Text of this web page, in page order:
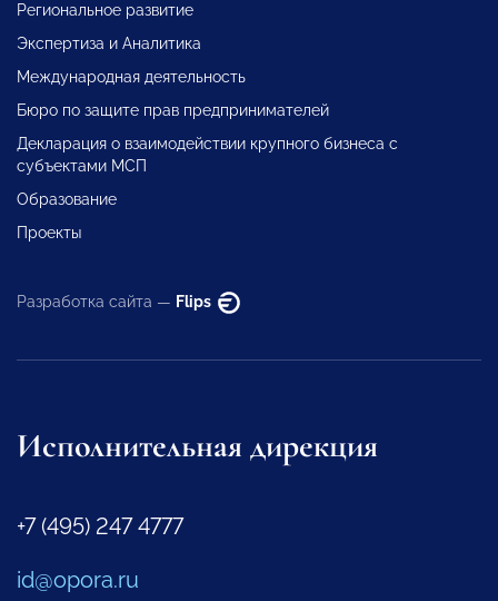
Региональное развитие
Экспертиза и Аналитика
Международная деятельность
Бюро по защите прав предпринимателей
Декларация о взаимодействии крупного бизнеса с
субъектами МСП
Образование
Проекты
Разработка сайта — Flips
Исполнительная дирекция
+7 (495) 247 4777
id@opora.ru